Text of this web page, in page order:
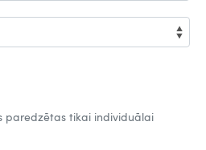
paredzētas tikai individuālai